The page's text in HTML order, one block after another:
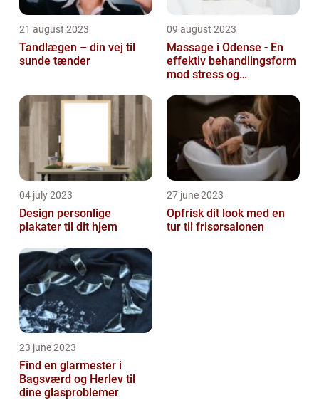
21 august 2023
Tandlægen – din vej til
sunde tænder
09 august 2023
Massage i Odense - En
effektiv behandlingsform
mod stress og
04 july 2023
Design personlige
plakater til dit hjem
27 june 2023
Opfrisk dit look med en
tur til frisørsalonen
23 june 2023
Find en glarmester i
Bagsværd og Herlev til
dine glasproblemer